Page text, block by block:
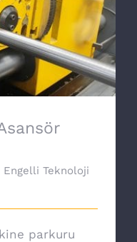
Teknolojileri
Engelli Teknoloji
parkuru